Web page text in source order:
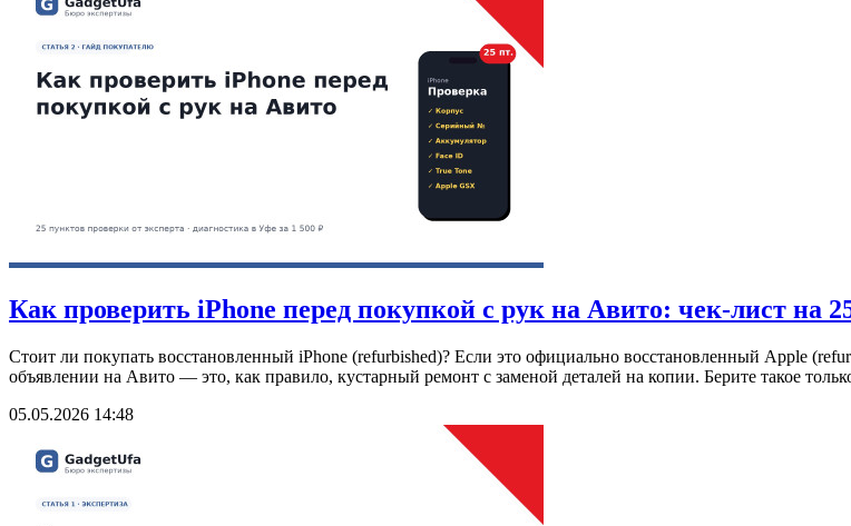
Как проверить iPhone перед покупкой с рук на Авито: чек-лист на
Стоит ли покупать восстановленный iPhone (refurbished)? Если это официально восстановленный Apple
объявлении на Авито — это, как правило, кустарный ремонт с заменой деталей на копии. Берите такое
05.05.2026 14:48